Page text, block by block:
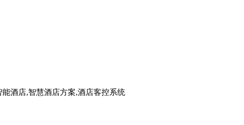
酒店,智慧酒店方案,酒店客控系统